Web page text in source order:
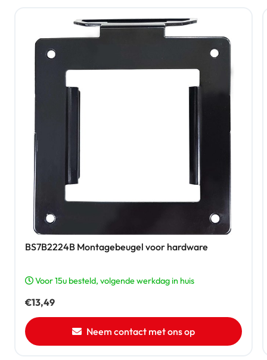
BS7B2224B Montagebeugel voor hardware
Voor 15u besteld, volgende werkdag in huis
€13,49
Neem contact met ons op